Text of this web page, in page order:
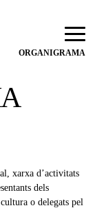
ORGANIGRAMA
xarxa d’activitats
dels
o delegats pel